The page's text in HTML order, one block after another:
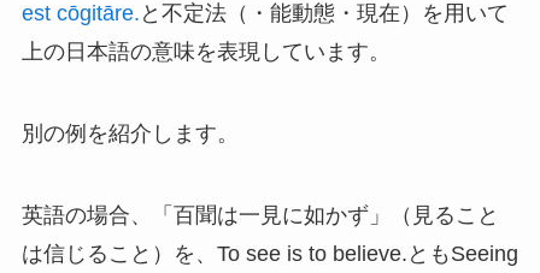
est cōgitāre. と不定法（・能動態・現在）を用いて
上の日本語の意味を表現しています。
別の例を紹介します。
英語の場合、「百聞は一見に如かず」（見ること
は信じること）を、To see is to believe.ともSeeing